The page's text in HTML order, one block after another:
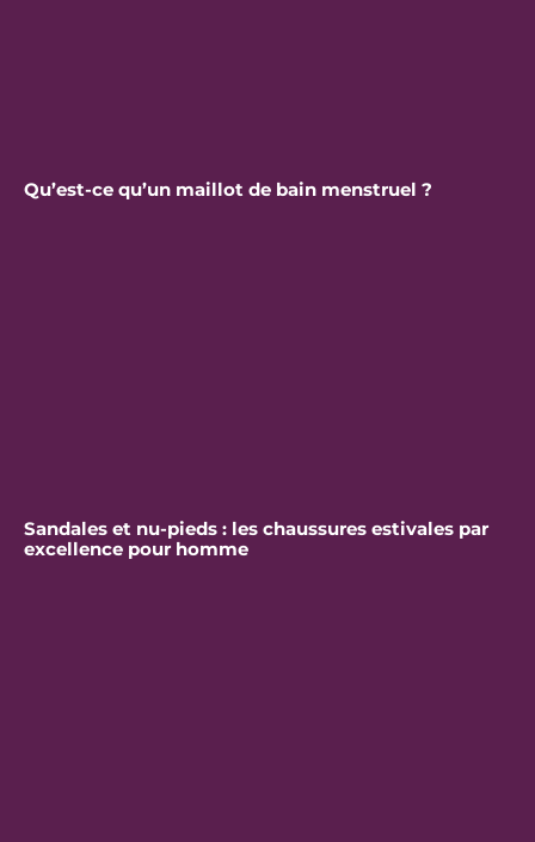
Qu’est-ce qu’un maillot de bain menstruel ?
Sandales et nu-pieds : les chaussures estivales par
excellence pour homme